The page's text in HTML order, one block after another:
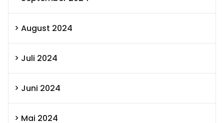
August 2024
Juli 2024
Juni 2024
Mai 2024